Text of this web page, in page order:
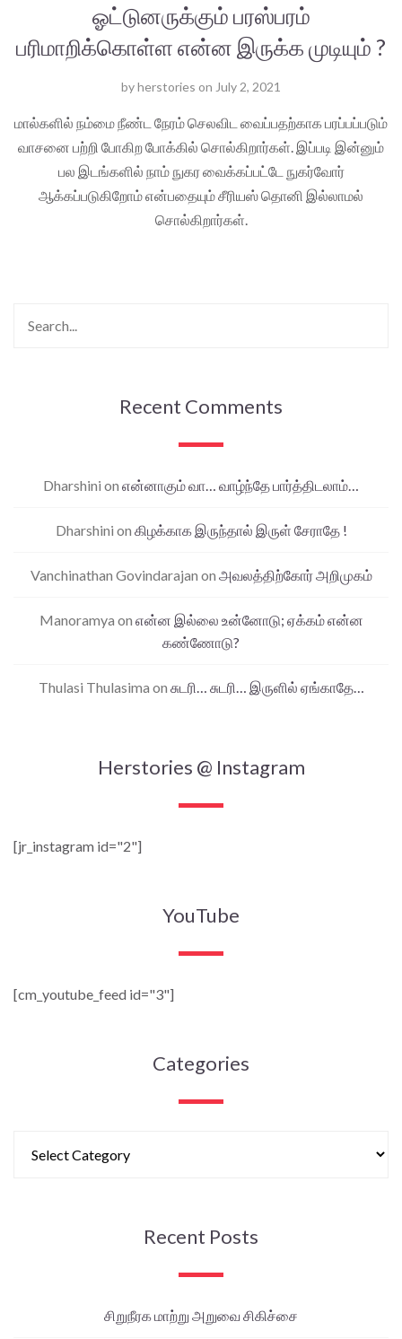
ஓட்டுனருக்கும் பரஸ்பரம்
பரிமாறிக்கொள்ள என்ன இருக்க முடியும் ?
byherstories on July 2, 2021
மால்களில் நம்மை நீண்ட நேரம் செலவிட வைப்பதற்காக பரப்பப்படும்
வாசனை பற்றி போகிற போக்கில் சொல்கிறார்கள். இப்படி இன்னும்
பல இடங்களில் நாம் நுகர வைக்கப்பட்டே நுகர்வோர்
ஆக்கப்படுகிறோம் என்பதையும் சீரியஸ் தொனி இல்லாமல்
சொல்கிறார்கள்.
Recent Comments
Dharshini on என்னாகும் வா… வாழ்ந்தே பார்த்திடலாம்…
Dharshini on கிழக்காக இருந்தால் இருள் சேராதே !
Vanchinathan Govindarajan on அவலத்திற்கோர் அறிமுகம்
Manoramya on என்ன இல்லை உன்னோடு; ஏக்கம் என்ன
கண்ணோடு?
Thulasi Thulasima on சுடரி… சுடரி… இருளில் ஏங்காதே…
Herstories @ Instagram
[jr_instagram id="2"]
YouTube
[cm_youtube_feed id="3"]
Categories
Recent Posts
சிறுநீரக மாற்று அறுவை சிகிச்சை